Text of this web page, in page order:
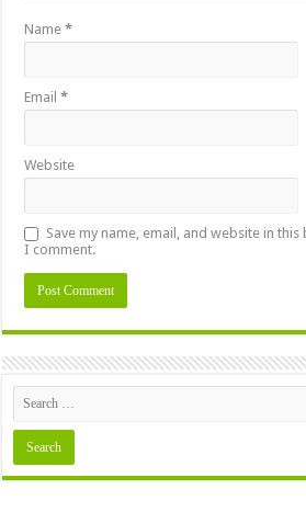
Name*
Email*
Website
Save my name, email, and website in
I comment.